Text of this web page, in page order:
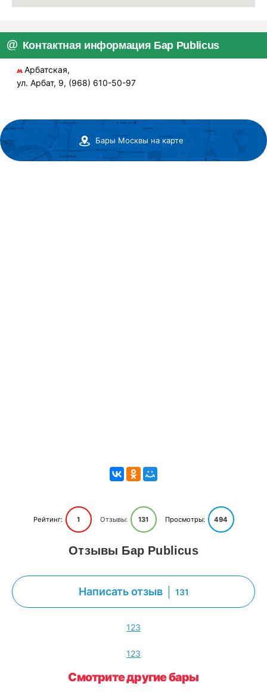
Контактная информация Бар Publicus
Арбатская,
ул. Арбат, 9, (968) 610-50-97
Бары Москвы на карте
Рейтинг: 1 Отзывы: 131 Просмотры: 494
Отзывы Бар Publicus
Написать отзыв 131
123
123
Смотрите другие бары